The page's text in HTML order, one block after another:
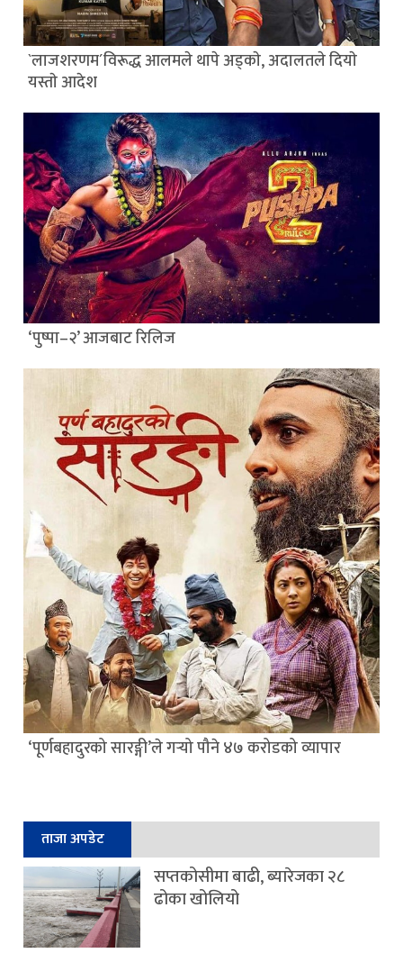
`लाजशरणम´विरूद्ध आलमले थापे अड्काे, अदालतले दियाे
यस्ताे आदेश
‘पुष्पा–२’ आजबाट रिलिज
‘पूर्णबहादुरको सारङ्गी’ले गर्‍यो पौने ४७ करोडको व्यापार
ताजा अपडेट
सप्तकोसीमा बाढी, ब्यारेजका २८
ढोका खोलियो